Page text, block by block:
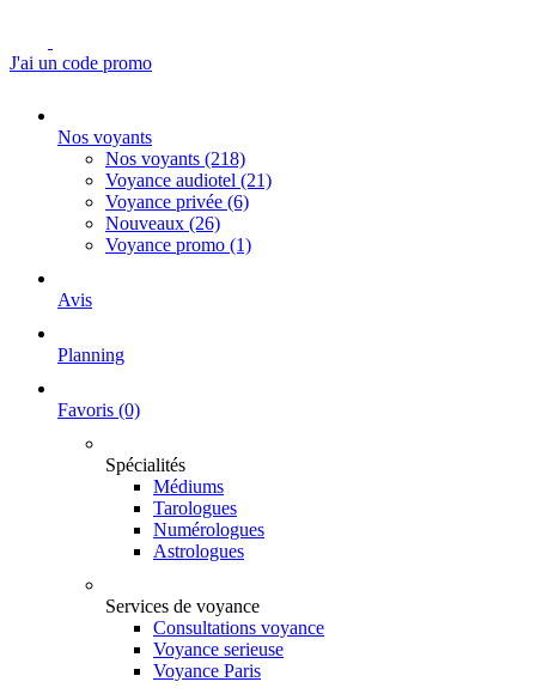
J'ai un code promo
Nos voyants
Nos voyants (218)
Voyance audiotel (21)
Voyance privée (6)
Nouveaux (26)
Voyance promo (1)
Avis
Planning
Favoris (0)
Spécialités
Médiums
Tarologues
Numérologues
Astrologues
Services de voyance
Consultations voyance
Voyance serieuse
Voyance Paris